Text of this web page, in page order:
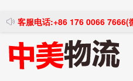
客服电话:+86 176 0066 7666(